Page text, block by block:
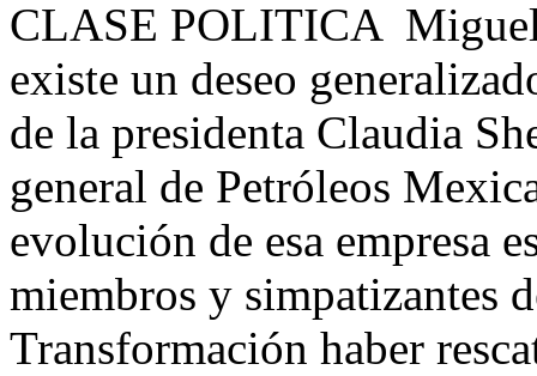
CLASE POLITICA
existe un deseo
de la presidenta Claudia
general de Petróleos
evolución de esa empresa
miembros y simpatizantes
Transformación haber